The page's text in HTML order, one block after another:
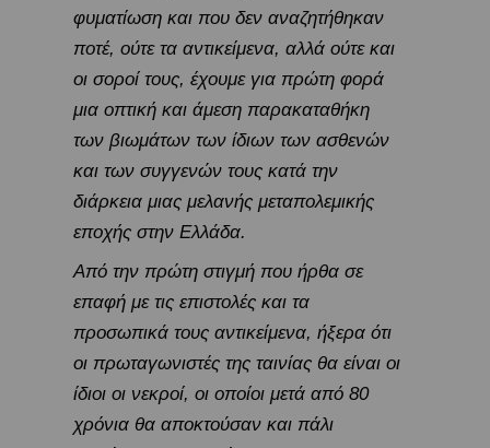
φυματίωση και που δεν αναζητήθηκαν
ποτέ, ούτε τα αντικείμενα, αλλά ούτε και
οι σοροί τους, έχουμε για πρώτη φορά
μια οπτική και άμεση παρακαταθήκη
των βιωμάτων των ίδιων των ασθενών
και των συγγενών τους κατά την
διάρκεια μιας μελανής μεταπολεμικής
εποχής στην Ελλάδα.
Από την πρώτη στιγμή που ήρθα σε
επαφή με τις επιστολές και τα
προσωπικά τους αντικείμενα, ήξερα ότι
οι πρωταγωνιστές της ταινίας θα είναι οι
ίδιοι οι νεκροί, οι οποίοι μετά από 80
χρόνια θα αποκτούσαν και πάλι